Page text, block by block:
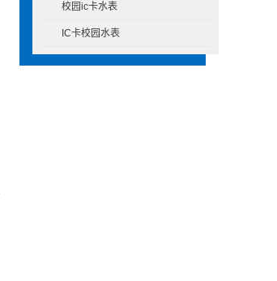
校园ic卡水表
IC卡校园水表